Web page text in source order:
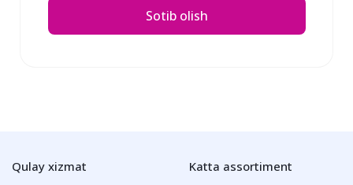
Sotib olish
Qulay xizmat Katta assortiment